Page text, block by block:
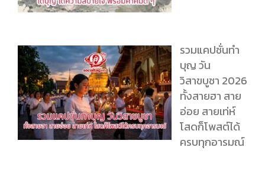
รวมแคปชั่นทำ
บุญ วัน
วิสาขบูชา 2026
ทั้งสายฮา สาย
อ่อย สายเท่ห์
โสดก็โพสต์ได้
ครบทุกอารมณ์